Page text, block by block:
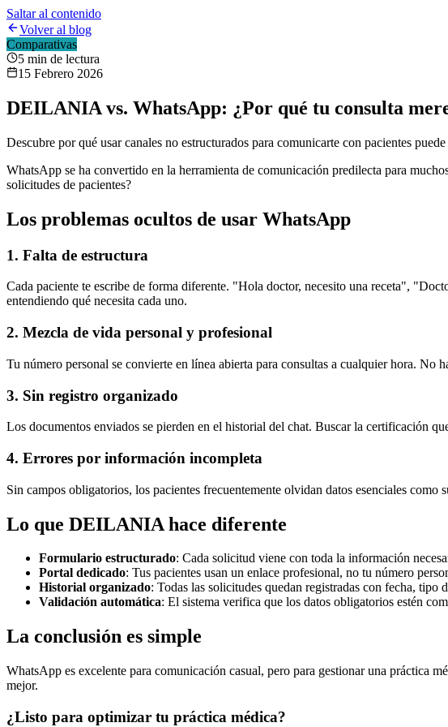
Saltar al contenido
Volver al blog
Comparativas
5 min de lectura
15 Febrero 2026
DEILANIA vs. WhatsApp: ¿Por qué tu consulta
Descubre por qué usar canales no estructurados para comunicarte con pacientes
WhatsApp se ha convertido en la herramienta de comunicación predilecta para
solicitudes de pacientes?
Los problemas ocultos de usar WhatsApp
1. Falta de estructura
Cada paciente te escribe de forma diferente. "Hola doctor, necesito una receta",
entendiendo qué necesita cada uno.
2. Mezcla de vida personal y profesional
Tu número personal se convierte en línea abierta para consultas a cualquier hora. No
3. Sin registro organizado
Los documentos enviados se pierden en el historial del chat. Buscar la certificación
4. Errores por información incompleta
Sin campos obligatorios, los pacientes frecuentemente olvidan datos esenciales
Lo que DEILANIA hace diferente
Formulario estructurado: Cada solicitud viene con toda la información
Portal dedicado: Tus pacientes usan un enlace profesional, no tu número
Historial organizado: Todas las solicitudes quedan registradas con fecha, tipo
Validación automática: El sistema verifica que los datos obligatorios estén
La conclusión es simple
WhatsApp es excelente para comunicación casual, pero para gestionar una práctica
mejor.
¿Listo para optimizar tu práctica médica?